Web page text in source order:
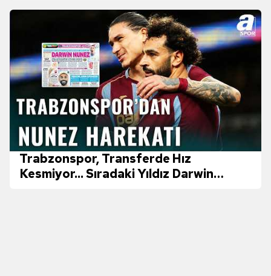
kılınması ve kişiselleştirilmesi ve sizlere yönelik
reklam/pazarlama faaliyetlerinin yapılması, amaçlarıyla
sınırlı olarak açık rızanız dahilinde kullanılacaktır.
Çerezlere ilişkin tercihlerinizi aşağıda yer alan panel
vasıtasıyla belirleyebilirsiniz. Çerezlere ilişkin detaylı bilgi
için Ayarlar butonuna tıklayabilir,Çerez Bilgilendirme
Metnimiziziyaret edebilirsiniz.
6698 sayılı Kişisel Verilerin Korunması Kanunu uyarınca
hazırlanmış Aydınlatma Metnimizi okumak ve sitemizde
ilgili mevzuata uygun olarak kullanılan çerezlerle ilgili bilgi
almak için lütfen
Trabzonspor, Transferde Hız
Kesmiyor... Sıradaki Yıldız Darwin